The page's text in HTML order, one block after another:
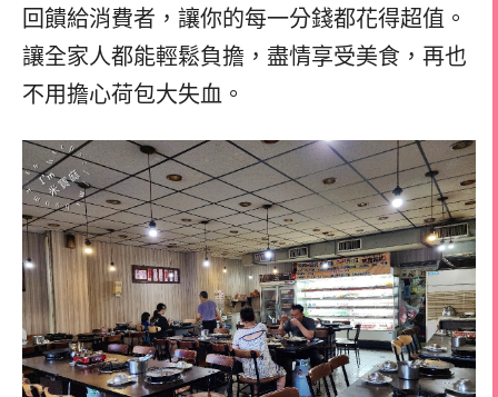
回饋給消費者，讓你的每一分錢都花得超值。
讓全家人都能輕鬆負擔，盡情享受美食，再也
不用擔心荷包大失血。